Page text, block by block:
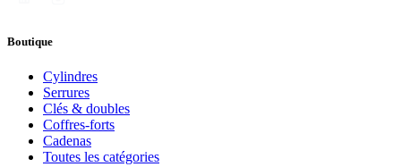
Boutique
Cylindres
Serrures
Clés & doubles
Coffres-forts
Cadenas
Toutes les catégories